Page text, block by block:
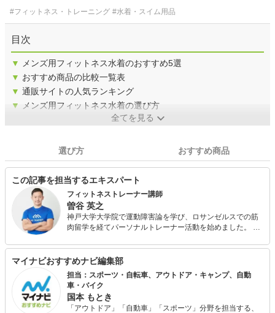
#フィットネス・トレーニング #水着・スイム用品
目次
▼
メンズ用フィットネス水着のおすすめ5選
▼ おすすめ商品の比較一覧表
▼ 通販サイトの人気ランキング
▼
メンズ用フィットネス水着の選び方
全てを見る
選び方 おすすめ商品
この記事を担当するエキスパート
フィットネストレーナー講師
曽谷 英之
神戸大学大学院で運動障害論を学び、ロサンゼルスでの筋
肉留学を経てパーソナルトレーナー活動を始めました。 ロ
好評をいただき、パーソナルトレーニングマッチングサイ
ト 「MY TRAINERS(マイトレーナーズ)」の2018年度人気
No.1トレーナーになりました。 現在は、フィットネストレ
ーナーを「一家に一台」提供するために、トレーナースク
ール「MY TRAINERSアカデミー」の講師を担当していま
す。
マイナビおすすめナビ編集部
担当：スポーツ・自転車、アウトドア・キャンプ、自動
車・バイク
国本 もとき
「アウトドア」「自動車」「スポーツ」分野を担当する、